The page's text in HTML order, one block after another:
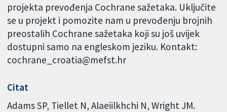
projekta prevođenja Cochrane sažetaka. Uključite
se u projekt i pomozite nam u prevođenju brojnih
preostalih Cochrane sažetaka koji su još uvijek
dostupni samo na engleskom jeziku. Kontakt:
cochrane_croatia@mefst.hr
Citat
Adams SP, Tiellet N, Alaeiilkhchi N, Wright JM.